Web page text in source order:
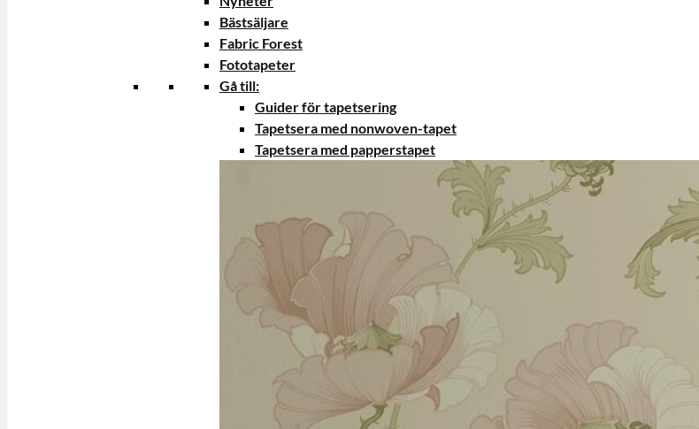
Bästsäljare
Fabric Forest
Fototapeter
Gå till:
Guider för tapetsering
Tapetsera med nonwoven-tapet
Tapetsera med papperstapet